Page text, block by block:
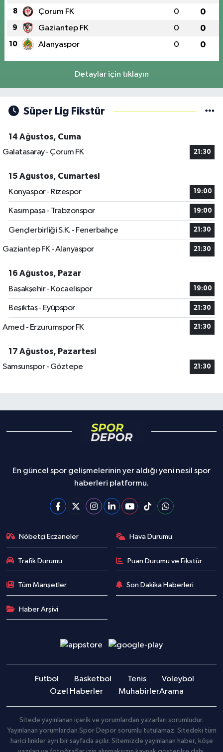
8 Çorum FK 0 0
9 Gaziantep FK 0 0
10 Alanyaspor 0 0
Detaylar için tıklayın
Süper Lig Fikstür
14 Ağustos, Cuma
Galatasaray - Çorum FK
21:30
15 Ağustos, Cumartesi
Konyaspor - Rizespor
19:00
Kasımpaşa - Trabzonspor 19:00
Gençlerbirliği S.K. - Fenerbahçe 21:30
Gaziantep FK - Alanyaspor 21:30
16 Ağustos, Pazar
Başakşehir - Kocaelispor
19:00
Beşiktaş - Eyüpspor 21:30
Amed - Erzurumspor FK 21:30
17 Ağustos, Pazartesi
Samsunspor - Göztepe
21:30
En güncel spor gelişmelerinin yer aldığı yeni nesil spor
haberleri platformu.
Nöbetçi Eczaneler Hava Durumu
Trafik Durumu Puan Durumu ve Fikstür
Tüm Manşetler Son Dakika Haberleri
Haber Arşivi
Futbol Basketbol Tenis
Voleybol
Özel Haberler
MuhabirlerArama
Sitede yayınlanan içerik ve yorumlardan yazarları sorumludur.
Yayınlanan yorumlardan Spor Depor sorumlu tutulamaz. Sitedeki tüm
harici linkler ayrı bir sayfada açılır. Sitemizde yayınlanan haber, köşe